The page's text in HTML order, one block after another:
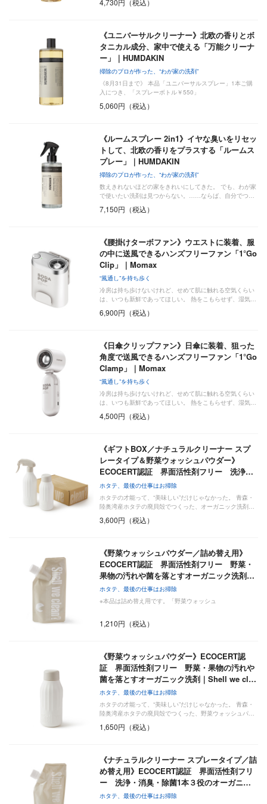
《ユニバーサルクリーナー》北欧の香りとボ
タニカル成分、家中で使える「万能クリーナ
ー」｜HUMDAKIN
掃除のプロが作った、“わが家の洗剤”
《8月31日まで》 本品「ユニバーサルスプレー」1本ご購
入につき、「スプレーボトル￥550」
5,060円（税込）
《ルームスプレー 2in1》イヤな臭いをリセッ
トして、北欧の香りをプラスする「ルームス
プレー」｜HUMDAKIN
掃除のプロが作った、“わが家の洗剤”
数えきれないほどの家をきれいにしてきた。 でも、わが家
で使いたい洗剤は見つからない。……ならば、自分でつ…
7,150円（税込）
《腰掛けターボファン》ウエストに装着、服
の中に送風できるハンズフリーファン「1°Go
Clip」｜Momax
“風通し”を持ち歩く
冷房は持ち歩けないけれど、せめて肌に触れる空気くらい
は、いつも新鮮であってほしい。 熱をこもらせず、湿気…
6,900円（税込）
《日傘クリップファン》日傘に装着、狙った
角度で送風できるハンズフリーファン「1°Go
Clamp」｜Momax
“風通し”を持ち歩く
冷房は持ち歩けないけれど、せめて肌に触れる空気くらい
は、いつも新鮮であってほしい。 熱をこもらせず、湿気…
4,500円（税込）
《ギフトBOX／ナチュラルクリーナー スプ
レータイプ＆野菜ウォッシュパウダー》
ECOCERT認証 界面活性剤フリー 洗浄…
ホタテ、最後の仕事はお掃除
ホタテの才能って、“美味しい”だけじゃなかった。 青森・
陸奥湾産ホタテの廃貝殻でつくった、オーガニック洗剤…
3,600円（税込）
《野菜ウォッシュパウダー／詰め替え用》
ECOCERT認証 界面活性剤フリー 野菜・
果物の汚れや菌を落とすオーガニック洗剤…
ホタテ、最後の仕事はお掃除
※本品は詰め替え用です。「野菜ウォッシュ
1,210円（税込）
《野菜ウォッシュパウダー》ECOCERT認
証 界面活性剤フリー 野菜・果物の汚れや
菌を落とすオーガニック洗剤｜Shell we cl…
ホタテ、最後の仕事はお掃除
ホタテの才能って、“美味しい”だけじゃなかった。 青森・
陸奥湾産ホタテの廃貝殻でつくった、野菜ウォッシュパ…
1,650円（税込）
《ナチュラルクリーナー スプレータイプ／詰
め替え用》ECOCERT認証 界面活性剤フリ
ー 洗浄・消臭・除菌1本３役のオーガニ…
ホタテ、最後の仕事はお掃除